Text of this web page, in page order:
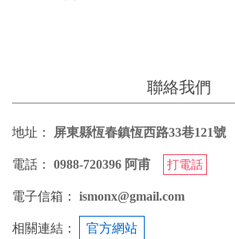
聯絡我們
地址： 屏東縣恆春鎮恆西路33巷121號
電話： 0988-720396 阿甫 打電話
電子信箱： ismonx@gmail.com
相關連結： 官方網站